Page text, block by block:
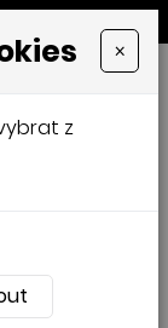
XXL
0
×
z